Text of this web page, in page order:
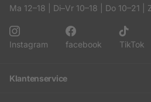
Ma 12–18 | Di–Vr 10–18 | Do 10–21 |
Instagram facebook TikTok
Klantenservice